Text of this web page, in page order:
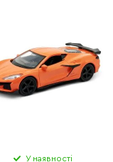
У наявності